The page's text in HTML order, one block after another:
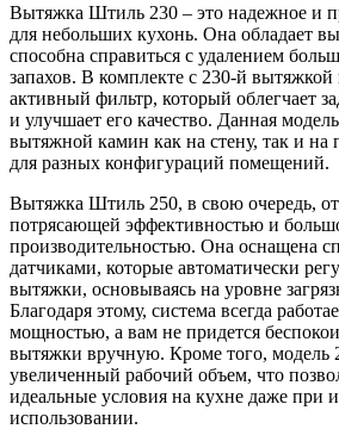
Вытяжка Штиль 230 – это надежное и
для небольших кухонь. Она обладает
способна справиться с удалением
запахов. В комплекте с 230-й вытяжкой
активный фильтр, который облегчает
и улучшает его качество. Данная
вытяжной камин как на стену, так и на
для разных конфигураций помещений.
Вытяжка Штиль 250, в свою очередь,
потрясающей эффективностью и
производительностью. Она оснащена
датчиками, которые автоматически
вытяжки, основываясь на уровне
Благодаря этому, система всегда
мощностью, а вам не придется
вытяжки вручную. Кроме того, модель
увеличенный рабочий объем, что
идеальные условия на кухне даже при
использовании.